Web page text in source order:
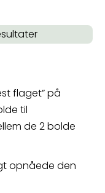
flaget” på
til
de 2 bolde
opnåede den